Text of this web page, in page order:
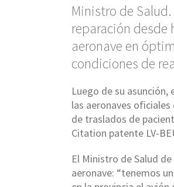
Ministro de
reparación desde
aeronave en
condiciones de
Luego de su asunción,
las aeronaves
de traslados de
Citation patente LV-
El Ministro de Salud
aeronave: “tenemos